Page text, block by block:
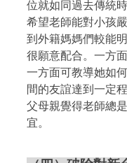
位就如同過去傳統
希望老師能對小孩
到外籍媽媽們較能
很願意配合。一方
一方面可教導她如
間的友誼達到一定
父母親覺得老師總
宜。